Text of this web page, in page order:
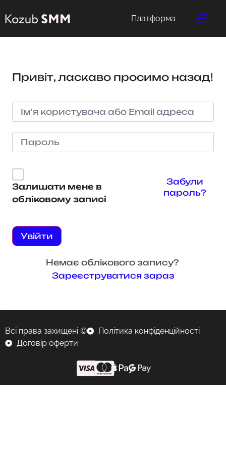
Платформа
Привіт, ласкаво просимо назад!
Залишати мене в
обліковому записі
Забули
пароль?
Увійти
Немає облікового запису?
Зареєструватися зараз
Всі права захищені ©
Політика конфіденційності
Договір оферти